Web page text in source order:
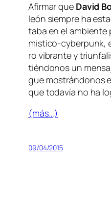
Afirmar que David
león siem­pre ha
ta­ba en el am­bien­te
místico-cy­ber­punk,
ro vi­bran­te y
tién­do­nos un
gue mos­trán­do­nos
que to­da­vía no ha
(más…)
09/04/2015